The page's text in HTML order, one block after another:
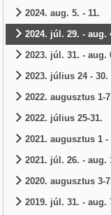
2024. aug. 5. - 11.
2024. júl. 29. - aug.
2023. júl. 31. - aug.
2023. július 24 - 30.
2022. augusztus 1-
2022. július 25-31.
2021. augusztus 1 -
2021. júl. 26. - aug.
2020. augusztus 3-
2019. júl. 31. - aug.